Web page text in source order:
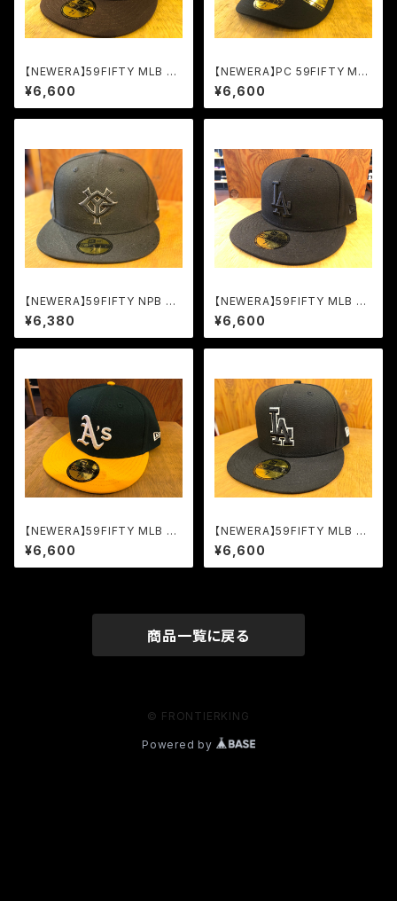
【NEWERA】59FIFTY MLB オ
ンフィールド SP
¥6,600
【NEWERA】PC 59FIFTY ML
B NY
¥6,600
【NEWERA】59FIFTY NPB 読
売ジャイアンツ ブラック
¥6,380
【NEWERA】59FIFTY MLB LA
ブラック×ブラック
¥6,600
【NEWERA】59FIFTY MLB オ
ンフィールド OA
¥6,600
【NEWERA】59FIFTY MLB LA
ブラック×ブラック/ホワイト
¥6,600
商品一覧に戻る
© FRONTIERKING
Powered by